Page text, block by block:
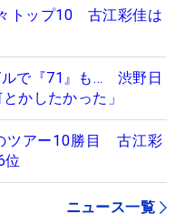
トップ10 古江彩佳は
で『71』も… 渋野日
かしたかった」
ツアー10勝目 古江彩
位
ニュース一覧